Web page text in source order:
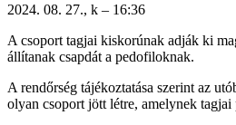
2024. 08. 27., k – 16:36
A csoport tagjai kiskorúnak adják ki
állítanak csapdát a pedofiloknak.
A rendőrség tájékoztatása szerint az
olyan csoport jött létre, amelynek